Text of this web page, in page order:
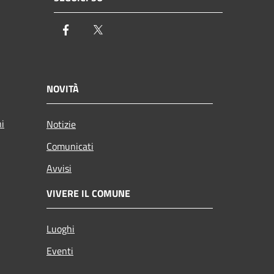
Facebook
NOVITÀ
Notizie
Comunicati
Avvisi
VIVERE IL COMUNE
Luoghi
Eventi